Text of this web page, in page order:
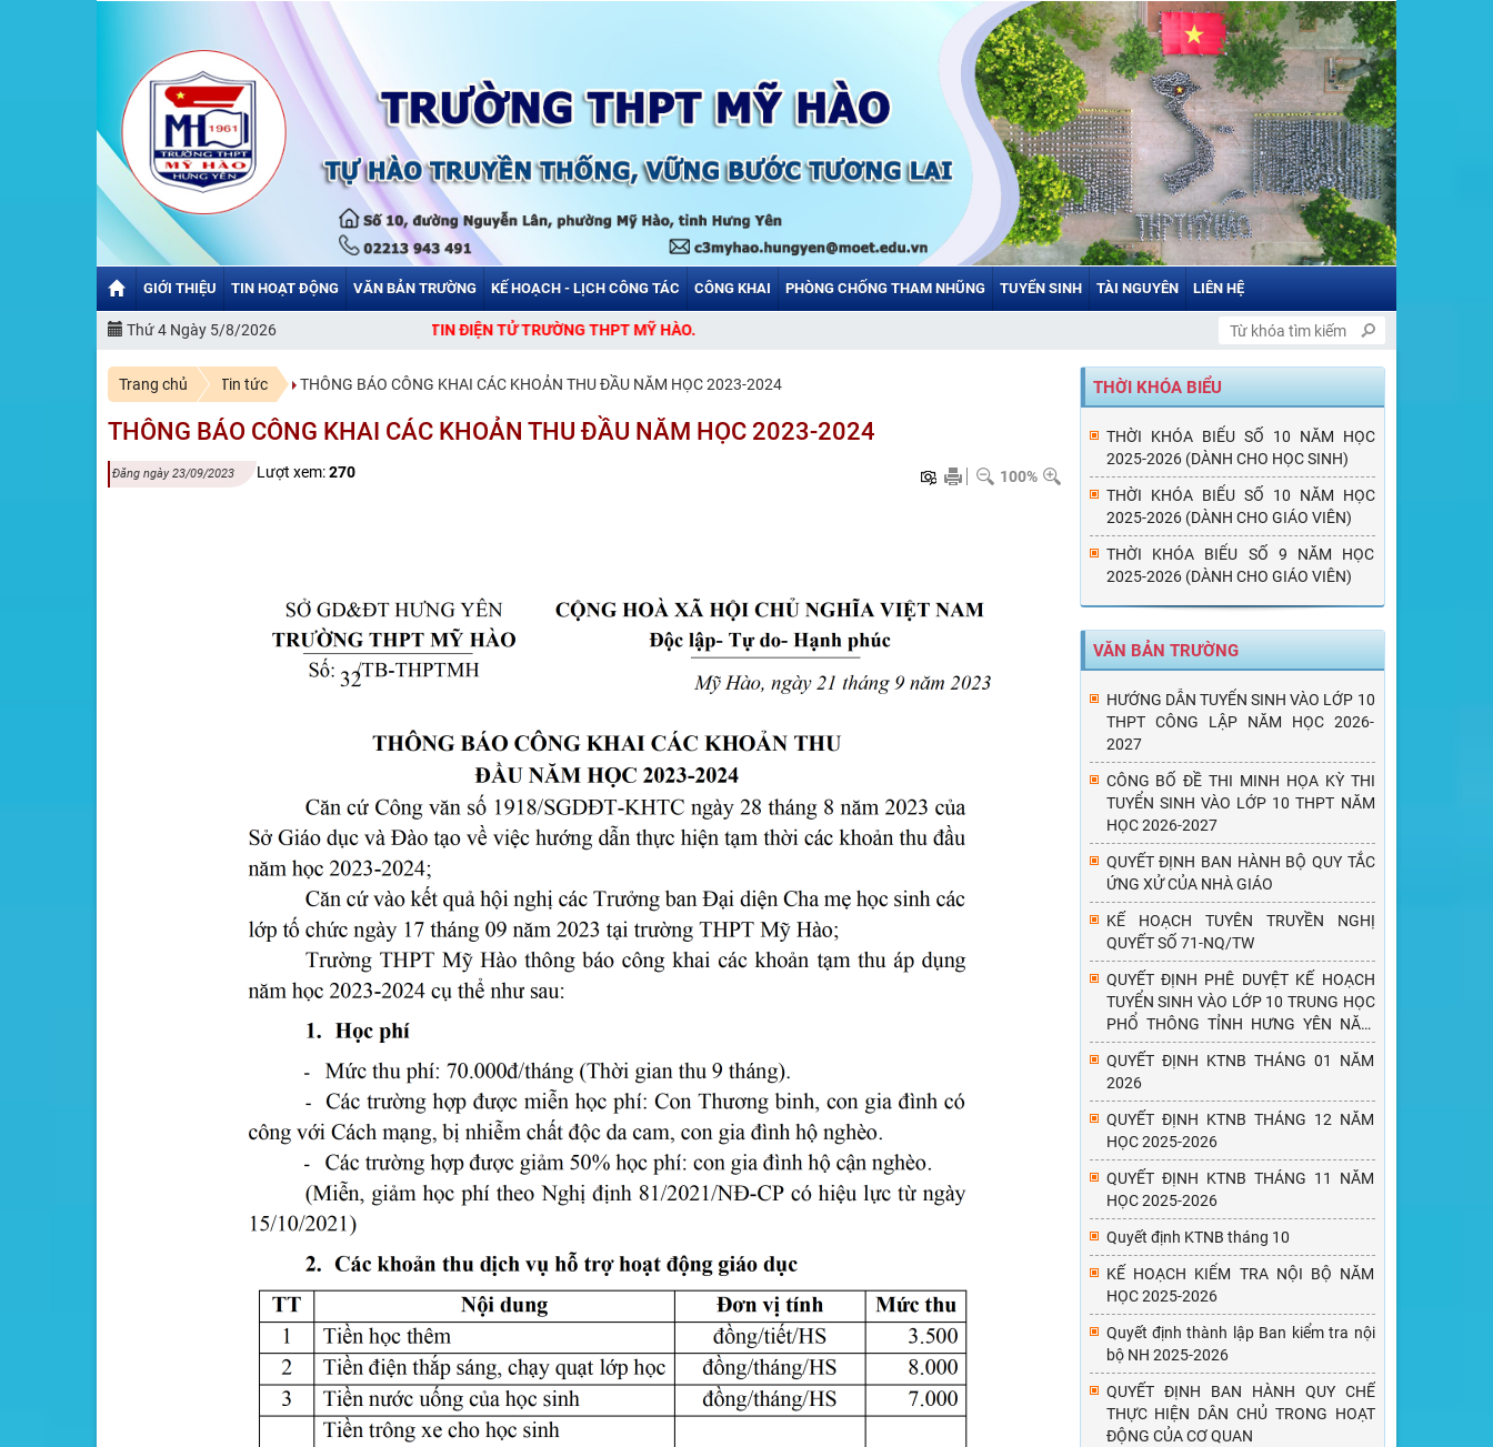
GIỚI THIỆU TIN HOẠT ĐỘNG VĂN BẢN TRƯỜNG KẾ HOẠCH - LỊCH CÔNG TÁC CÔNG KHAI PHÒNG CHỐNG THAM NHŨNG TUYỂN SINH TÀI NGUYÊN LIÊN HỆ
Thứ 4 Ngày 5/8/2026
CHÀO MỪNG BẠN ĐẾN VỚI CỔNG THÔNG TIN ĐIỆN TỬ TRƯỜNG THPT MỸ HÀO.
Trang chủ Tin tức THÔNG BÁO CÔNG KHAI CÁC KHOẢN THU ĐẦU NĂM HỌC 2023-2024
THÔNG BÁO CÔNG KHAI CÁC KHOẢN THU ĐẦU NĂM HỌC 2023-2024
Đăng ngày 23/09/2023 Lượt xem:270 100%
THỜI KHÓA BIỂU
THỜI KHÓA BIỂU SỐ 10 NĂM HỌC
2025-2026 (DÀNH CHO HỌC SINH)
THỜI KHÓA BIỂU SỐ 10 NĂM HỌC
2025-2026 (DÀNH CHO GIÁO VIÊN)
THỜI KHÓA BIỂU SỐ 9 NĂM HỌC
2025-2026 (DÀNH CHO GIÁO VIÊN)
VĂN BẢN TRƯỜNG
HƯỚNG DẪN TUYỂN SINH VÀO LỚP 10
THPT CÔNG LẬP NĂM HỌC 2026-
2027
CÔNG BỐ ĐỀ THI MINH HỌA KỲ THI
TUYỂN SINH VÀO LỚP 10 THPT NĂM
HỌC 2026-2027
QUYẾT ĐỊNH BAN HÀNH BỘ QUY TẮC
ỨNG XỬ CỦA NHÀ GIÁO
KẾ HOẠCH TUYÊN TRUYỀN NGHỊ
QUYẾT SỐ 71-NQ/TW
QUYẾT ĐỊNH PHÊ DUYỆT KẾ HOẠCH
TUYỂN SINH VÀO LỚP 10 TRUNG HỌC
PHỔ THÔNG TỈNH HƯNG YÊN NĂM
HỌC 2026-2027
QUYẾT ĐỊNH KTNB THÁNG 01 NĂM
2026
QUYẾT ĐỊNH KTNB THÁNG 12 NĂM
HỌC 2025-2026
QUYẾT ĐỊNH KTNB THÁNG 11 NĂM
HỌC 2025-2026
Quyết định KTNB tháng 10
KẾ HOẠCH KIỂM TRA NỘI BỘ NĂM
HỌC 2025-2026
Quyết định thành lập Ban kiểm tra nội
bộ NH 2025-2026
QUYẾT ĐỊNH BAN HÀNH QUY CHẾ
THỰC HIỆN DÂN CHỦ TRONG HOẠT
ĐỘNG CỦA CƠ QUAN